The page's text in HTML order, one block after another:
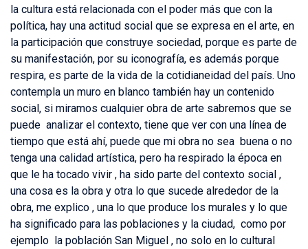
la cultura está relacionada con el poder más que con la
política, hay una actitud social que se expresa en el arte, en
la participación que construye sociedad, porque es parte de
su manifestación, por su iconografía, es además porque
respira, es parte de la vida de la cotidianeidad del país. Uno
contempla un muro en blanco también hay un contenido
social, si miramos cualquier obra de arte sabremos que se
puede analizar el contexto, tiene que ver con una línea de
tiempo que está ahí, puede que mi obra no sea buena o no
tenga una calidad artística, pero ha respirado la época en
que le ha tocado vivir , ha sido parte del contexto social ,
una cosa es la obra y otra lo que sucede alrededor de la
obra, me explico , una lo que produce los murales y lo que
ha significado para las poblaciones y la ciudad, como por
ejemplo la población San Miguel , no solo en lo cultural